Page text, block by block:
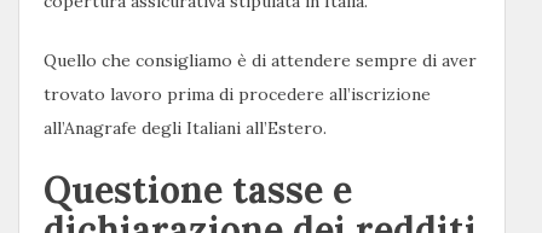
Quello che consigliamo è di attendere sempre di aver
trovato lavoro prima di procedere all’iscrizione
all’Anagrafe degli Italiani all’Estero.
Questione tasse e